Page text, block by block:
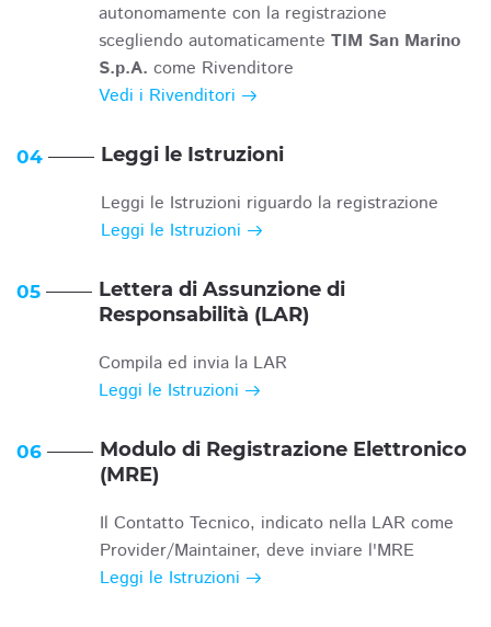
autonomamente con la registrazione
scegliendo automaticamente TIM San Marino
S.p.A. come Rivenditore
Vedi i Rivenditori
04 Leggi le Istruzioni
Leggi le Istruzioni riguardo la registrazione
Leggi le Istruzioni
05
Lettera di Assunzione di
Responsabilità (LAR)
Compila ed invia la LAR
Leggi le Istruzioni
06
Modulo di Registrazione Elettronico
(MRE)
Il Contatto Tecnico, indicato nella LAR come
Provider/Maintainer, deve inviare l'MRE
Leggi le Istruzioni